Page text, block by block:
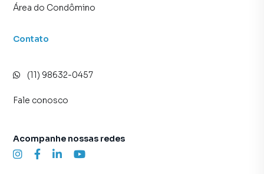
Área do Condômino
Contato
(11) 98632-0457
Fale conosco
Acompanhe nossas redes